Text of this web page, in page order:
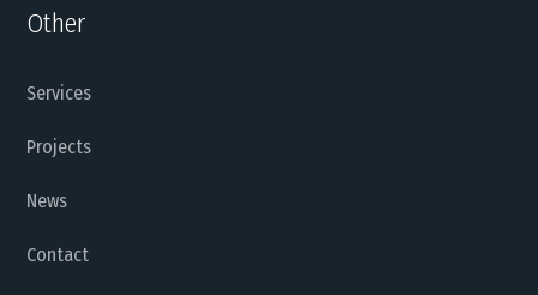
Other
Services
Projects
News
Contact